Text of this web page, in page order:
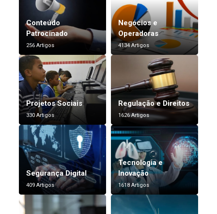
Conteúdo
Patrocinado
256 Artigos
Negócios e
Operadoras
4134 Artigos
Projetos Sociais
330 Artigos
Regulação e Direitos
1626 Artigos
Segurança Digital
409 Artigos
Tecnologia e
Inovação
1618 Artigos